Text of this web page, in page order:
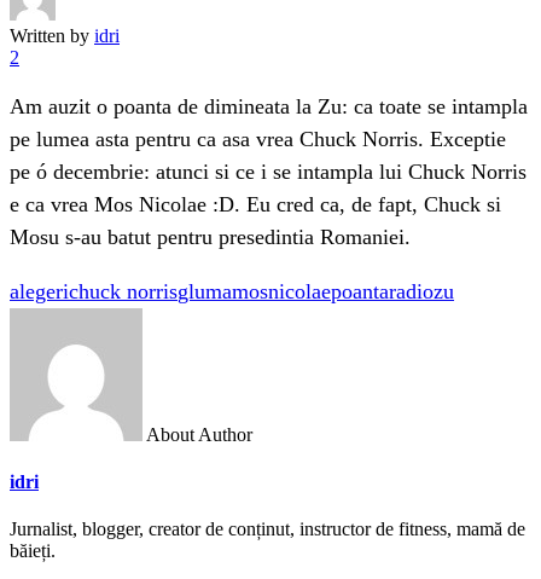
Written by idri
2
Am auzit o poanta de dimineata la Zu: ca toate se intampla
pe lumea asta pentru ca asa vrea Chuck Norris. Exceptie
pe ó decembrie: atunci si ce i se intampla lui Chuck Norris
e ca vrea Mos Nicolae :D. Eu cred ca, de fapt, Chuck si
Mosu s-au batut pentru presedintia Romaniei.
alegerichuck norrisglumamosnicolaepoantaradiozu
About Author
idri
Jurnalist, blogger, creator de conținut, instructor de fitness, mamă de
băieți.